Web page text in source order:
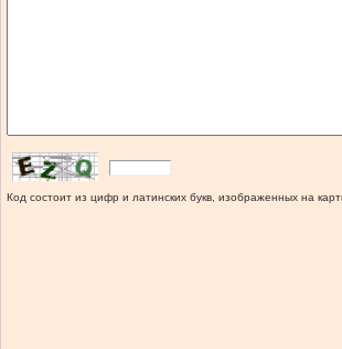
Код состоит из цифр и латинских букв, изображенных на